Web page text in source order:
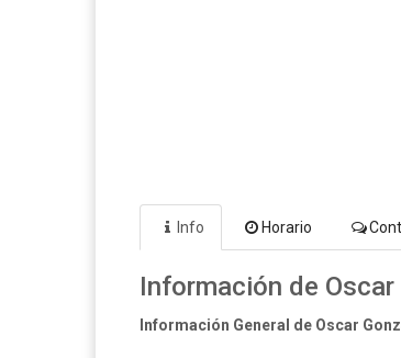
Info Horario
Información de
Información General de Oscar